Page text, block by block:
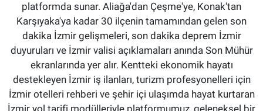
platformda sunar. Aliağa'dan Çeşme'ye, Konak'tan
Karşıyaka'ya kadar 30 ilçenin tamamından gelen son
dakika İzmir gelişmeleri, son dakika deprem İzmir
duyuruları ve İzmir valisi açıklamaları anında Son Mühür
ekranlarında yer alır. Kentteki ekonomik hayatı
destekleyen İzmir iş ilanları, turizm profesyonelleri için
İzmir otelleri rehberi ve şehir içi ulaşımda hayat kurtaran